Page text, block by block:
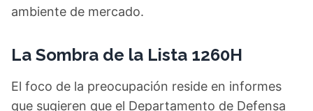
ambiente de mercado.
La Sombra de la Lista 1260H
El foco de la preocupación reside en informes
que sugieren que el Departamento de Defensa